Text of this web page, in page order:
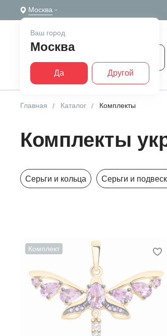
Москва
Ваш город
Москва
Да Другой
Главная Каталог Комплекты
Комплекты
Серьги и кольца Серьги и
Комплект